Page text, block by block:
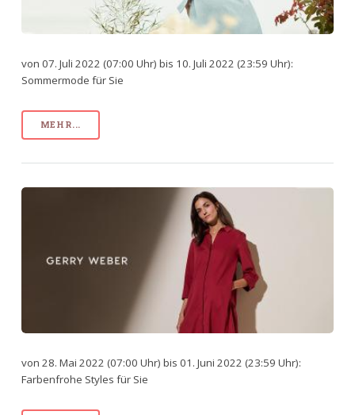
von 07. Juli 2022 (07:00 Uhr) bis 10. Juli 2022 (23:59 Uhr):
Sommermode für Sie
MEHR...
von 28. Mai 2022 (07:00 Uhr) bis 01. Juni 2022 (23:59 Uhr):
Farbenfrohe Styles für Sie